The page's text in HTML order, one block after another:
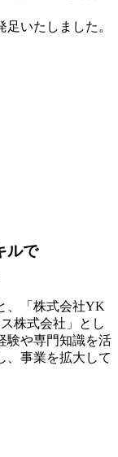
いたしました。
ルで
、「株式会社YK
株式会社」とし
験や専門知識を活
、事業を拡大して